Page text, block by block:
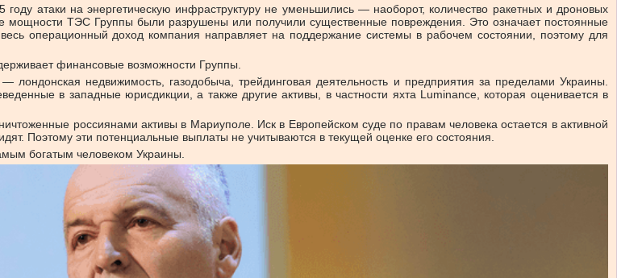
атаки на энергетическую инфраструктуру не уменьшились — наоборот, количество ракетных и дроновых
мощности ТЭС Группы были разрушены или получили существенные повреждения. Это означает постоянные
операционный доход компания направляет на поддержание системы в рабочем состоянии, поэтому для
финансовые возможности Группы.
недвижимость, газодобыча, трейдинговая деятельность и предприятия за пределами Украины.
в западные юрисдикции, а также другие активы, в частности яхта Luminance, которая оценивается в
россиянами активы в Мариуполе. Иск в Европейском суде по правам человека остается в активной
Поэтому эти потенциальные выплаты не учитываются в текущей оценке его состояния.
богатым человеком Украины.